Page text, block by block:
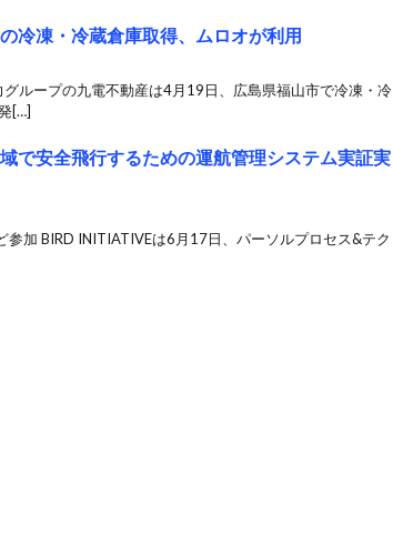
冷凍・冷蔵倉庫取得、ムロオが利用
ループの九電不動産は4月19日、広島県福山市で冷凍・冷
[…]
で安全飛行するための運航管理システム実証実
加 BIRD INITIATIVEは6月17日、パーソルプロセス&テク